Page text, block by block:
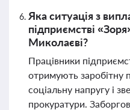
Яка ситуація з
підприємстві
Миколаєві?
Працівники
отримують заробітну
соціальну напругу і
прокуратури.